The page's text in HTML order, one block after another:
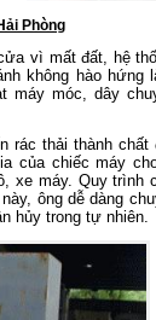
Phòng
vì mất đất, hệ
không hào hứng
máy móc, dây
rác thải thành chất
của chiếc máy
xe máy. Quy trình
ông dễ dàng
hủy trong tự nhiên.